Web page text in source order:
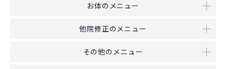
お体のメニュー
他院修正のメニュー
その他のメニュー